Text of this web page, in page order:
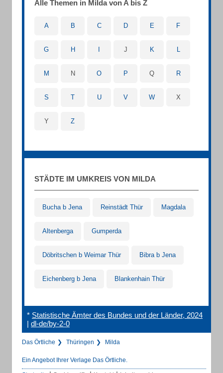
Alle Themen in Milda von A bis Z
A B C D E F
G H J K L
M N O P Q R
S T U V W X
Y Z
STÄDTE IM UMKREIS VON MILDA
Bucha b Jena Reinstädt Thür Magdala
Altenberga Gumperda
Döbritschen b Weimar Thür Bibra b Jena
Eichenberg b Jena Blankenhain Thür
* Statistische Ämter des Bundes und der Länder, 2024
| dl-de/by-2-0
Das Örtliche Thüringen Milda
Ein Angebot Ihrer Verlage Das Örtliche.